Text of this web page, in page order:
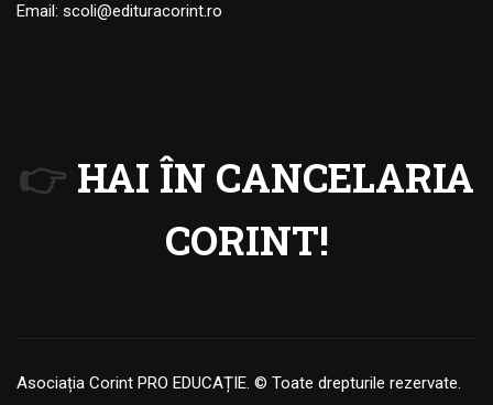
Email: scoli@edituracorint.ro
👉 HAI ÎN CANCELARIA
CORINT!
Asociația Corint PRO EDUCAȚIE. © Toate drepturile rezervate.